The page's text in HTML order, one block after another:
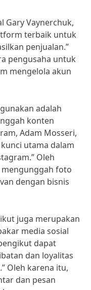
Gary Vaynerchuk,
terbaik untuk
penjualan.”
pengusaha untuk
mengelola akun
adalah
konten
Adam Mosseri,
utama dalam
Oleh
foto
dengan bisnis
juga merupakan
media sosial
dapat
dan loyalitas
Oleh karena itu,
dan pesan